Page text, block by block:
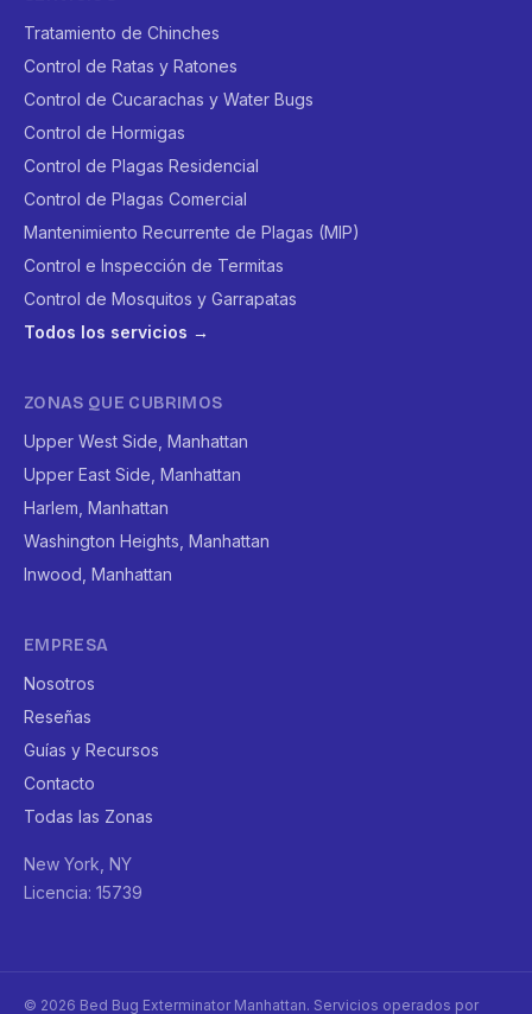
Tratamiento de Chinches
Control de Ratas y Ratones
Control de Cucarachas y Water Bugs
Control de Hormigas
Control de Plagas Residencial
Control de Plagas Comercial
Mantenimiento Recurrente de Plagas (MIP)
Control e Inspección de Termitas
Control de Mosquitos y Garrapatas
Todos los servicios →
ZONAS QUE CUBRIMOS
Upper West Side, Manhattan
Upper East Side, Manhattan
Harlem, Manhattan
Washington Heights, Manhattan
Inwood, Manhattan
EMPRESA
Nosotros
Reseñas
Guías y Recursos
Contacto
Todas las Zonas
New York, NY
Licencia: 15739
© 2026 Bed Bug Exterminator Manhattan. Servicios operados por